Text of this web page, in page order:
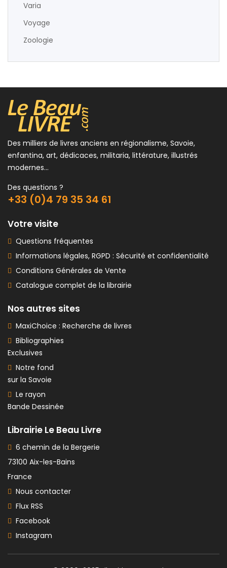
Varia
Voyage
Zoologie
Des milliers de livres anciens en régionalisme, Savoie,
enfantina, art, dédicaces, militaria, littérature, illustrés
modernes...
Des questions ?
+33 (0)4 79 35 34 61
Votre visite
Questions fréquentes
Informations légales, RGPD : Sécurité et confidentialité
Conditions Générales de Vente
Catalogue complet de la librairie
Nos autres sites
MaxiChoice : Recherche de livres
Bibliographies
Exclusives
Notre fond
sur la Savoie
Le rayon
Bande Dessinée
Librairie Le Beau Livre
6 chemin de la Bergerie
73100 Aix-les-Bains
France
Nous contacter
Flux RSS
Facebook
Instagram